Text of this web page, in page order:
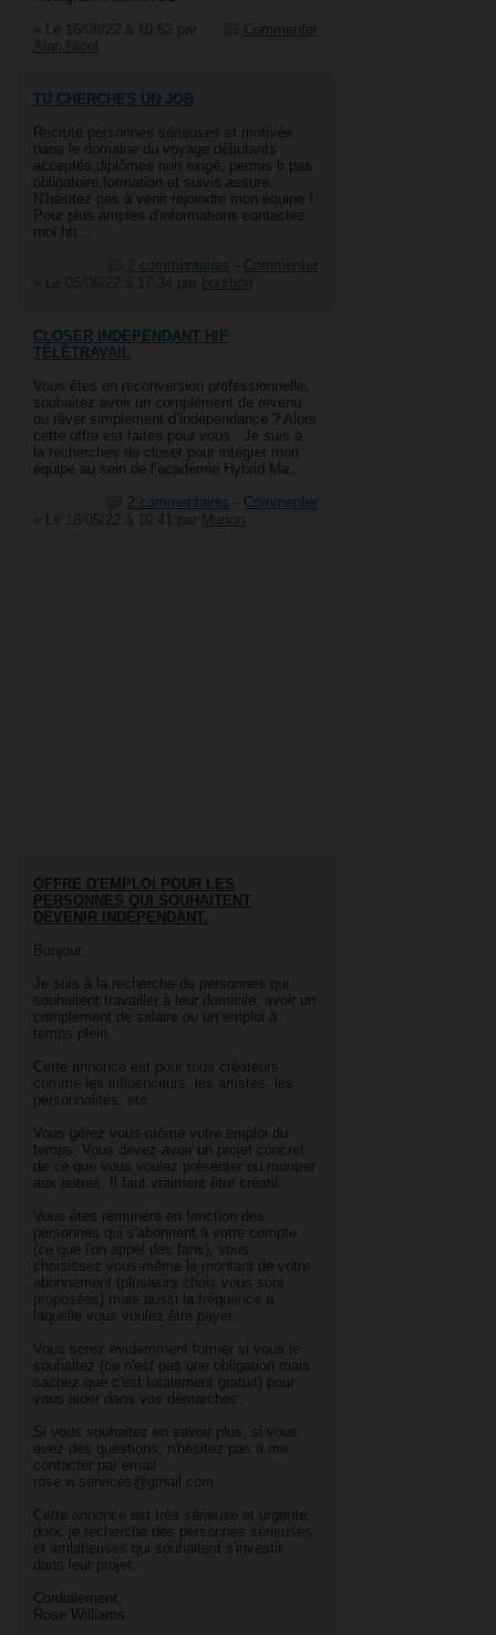
Commenter
»
TU CHERCHES UN JOB
Recrute personnes sérieuses et motivée
dans le domaine du voyage débutants
acceptés,diplômes non exigé, permis b pas
obligatoire,formation et suivis assuré.
N'hésitez pas à venir rejoindre mon équipe !
Pour plus amples d'informations contactez
moi htt…
2 commentaires - Commenter
»
CLOSER INDEPENDANT H/F
TÉLÉTRAVAIL
Vous êtes en reconversion professionnelle,
souhaitez avoir un complément de revenu
ou rêver simplement d’indépendance ? Alors
cette offre est faites pour vous . Je suis à
la recherches de closer pour intégrer mon
équipe au sein de l’académie Hybrid Ma…
2 commentaires - Commenter
»
OFFRE D'EMPLOI POUR LES
PERSONNES QUI SOUHAITENT
DEVENIR INDÉPENDANT.
Bonjour,
Je suis à la recherche de personnes qui
souhaitent travailler à leur domicile, avoir un
complément de salaire ou un emploi à
temps plein.
Cette annonce est pour tous créateurs
comme les influenceurs, les artistes, les
personnalités, etc.
Vous gérez vous-même votre emploi du
temps. Vous devez avoir un projet concret
de ce que vous voulez présenter ou montrer
aux autres. Il faut vraiment être créatif.
Vous êtes rémunéré en fonction des
personnes qui s'abonnent à votre compte
(ce que l'on appel des fans), vous
choisissez vous-même le montant de votre
abonnement (plusieurs choix vous sont
proposées) mais aussi la fréquence à
laquelle vous voulez être payer.
Vous serez évidemment former si vous le
souhaitez (ce n'est pas une obligation mais
sachez que c'est totalement gratuit) pour
vous aider dans vos démarches.
Si vous souhaitez en savoir plus, si vous
avez des questions, n'hésitez pas à me
contacter par email
rose.w.services@gmail.com
Cette annonce est très sérieuse et urgente,
donc je recherche des personnes sérieuses
et ambitieuses qui souhaitent s'investir
dans leur projet.
Cordialement,
Rose Williams